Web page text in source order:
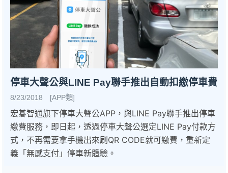
停車大聲公與LINE Pay聯手推出自動扣繳停車費
8/23/2018 [APP類]
宏碁智通旗下停車大聲公APP，與LINE Pay聯手推出停車
繳費服務，即日起，透過停車大聲公選定LINE Pay付款方
式，不再需要拿手機出來刷QR CODE就可繳費，重新定
義「無感支付」停車新體驗。